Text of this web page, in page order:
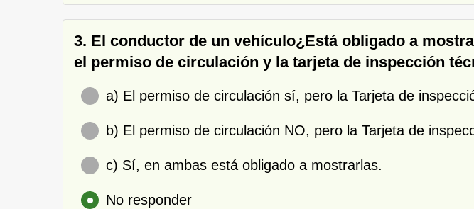
3. El conductor de un vehículo¿Está obligado a
el permiso de circulación y la tarjeta de inspección
a) El permiso de circulación sí, pero la Tarjeta de
b) El permiso de circulación NO, pero la Tarjeta de
c) Sí, en ambas está obligado a mostrarlas.
No responder